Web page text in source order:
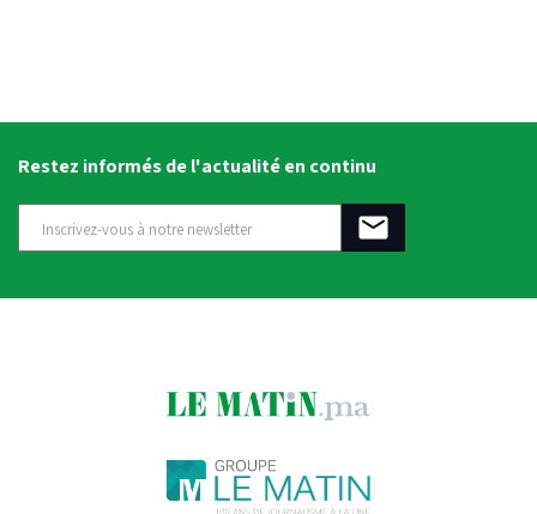
Restez informés de l'actualité en continu